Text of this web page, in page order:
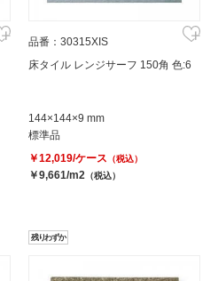
品番：30315XIS
床タイル レンジサーフ 150角 色:6
144×144×9 mm
標準品
￥12,019/ケース （税込）
￥9,661/m2 （税込）
残りわずか